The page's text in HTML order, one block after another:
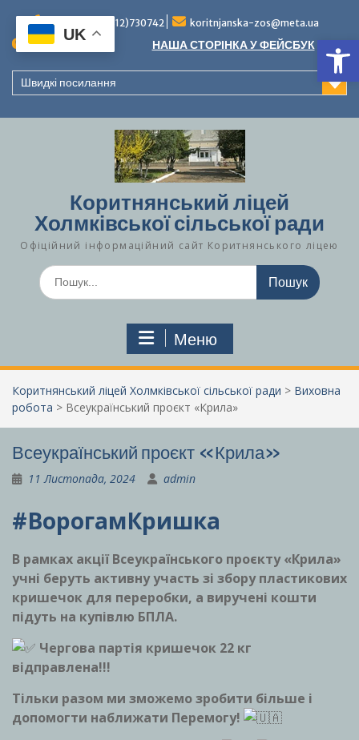
вмісту
Тел./факс (0312)730742 koritnjanska-zos@meta.ua
Повідомлення: НАША СТОРІНКА У ФЕЙСБУК
Швидкі посилання
Коритнянський ліцей
Холмківської сільської ради
Офіційний інформаційний сайт Коритнянського ліцею
Шукати:
Меню
Коритнянський ліцей Холмківської сільської ради > Виховна
робота > Всеукраїнський проєкт «Крила»
Всеукраїнський проєкт «Крила»
11 Листопада, 2024 admin
#ВорогамКришка
В рамках акції Всеукраїнського проєкту «Крила»
учні беруть активну участь зі збору пластикових
кришечок для переробки, а виручені кошти
підуть на купівлю БПЛА.
Чергова партія кришечок 22 кг
відправлена!!!
Тільки разом ми зможемо зробити більше і
допомогти наближати Перемогу!
UK